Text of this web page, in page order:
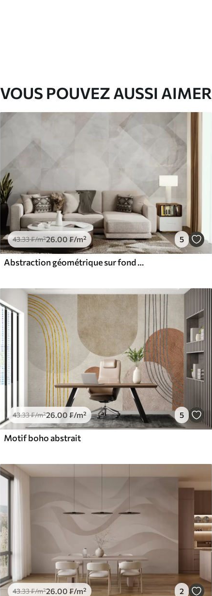
VOUS POUVEZ AUSSI AIMER
43.33₣/m²26 .00 ₣/m² 5
Abstraction géométrique sur fond de marbre aux couleurs pastel
43.33₣/m²26.00 ₣/m² 5
Motif boho abstrait
43.33₣/m²26 .00 ₣/m² 2